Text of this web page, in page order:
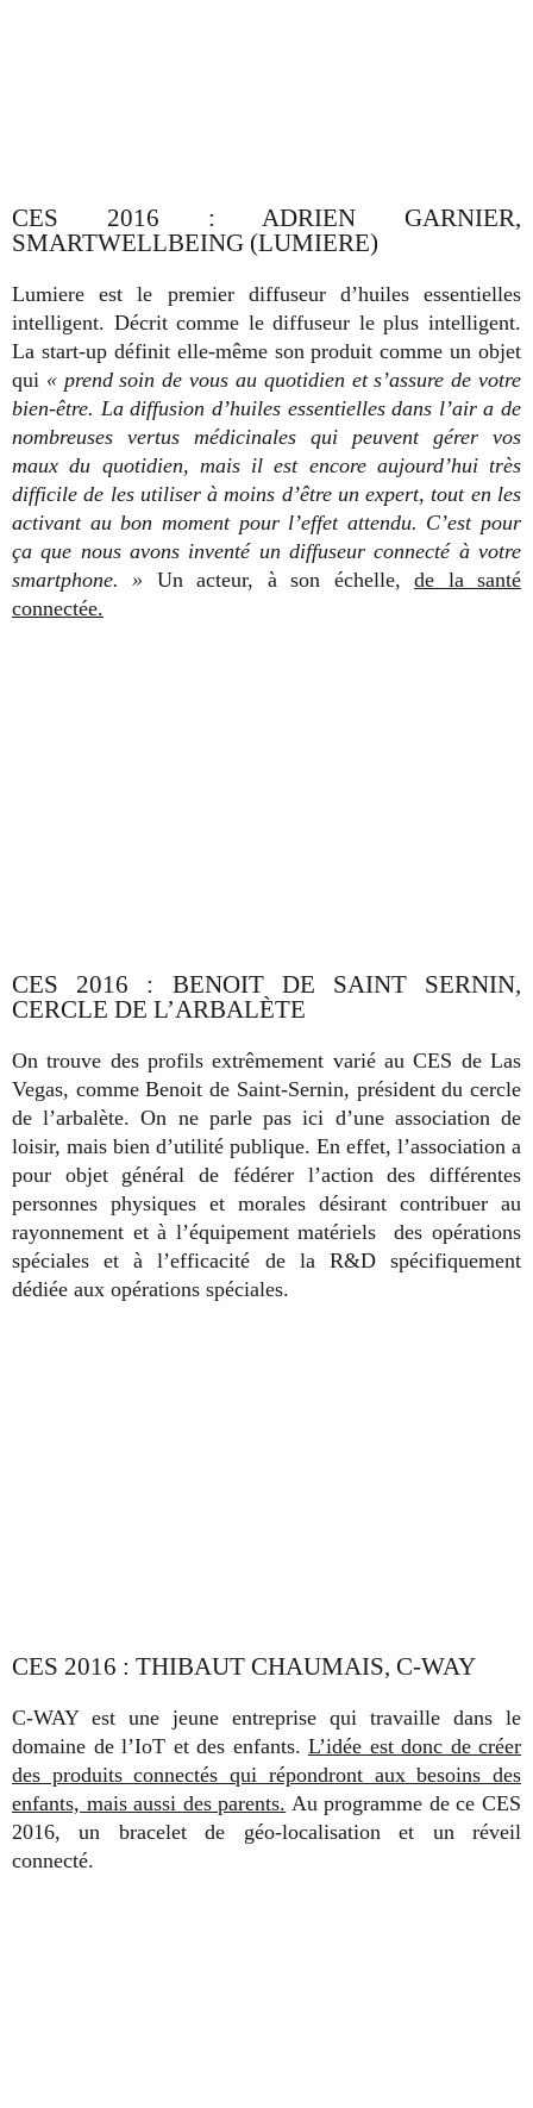
CES 2016 : ADRIEN GARNIER,
SMARTWELLBEING (LUMIERE)
Lumiere est le premier diffuseur d’huiles essentielles
intelligent. Décrit comme le diffuseur le plus intelligent.
La start-up définit elle-même son produit comme un objet
qui « prend soin de vous au quotidien et s’assure de votre
bien-être. La diffusion d’huiles essentielles dans l’air a de
nombreuses vertus médicinales qui peuvent gérer vos
maux du quotidien, mais il est encore aujourd’hui très
difficile de les utiliser à moins d’être un expert, tout en les
activant au bon moment pour l’effet attendu. C’est pour
ça que nous avons inventé un diffuseur connecté à votre
smartphone. » Un acteur, à son échelle,de la santé
connectée.
CES 2016 : BENOIT DE SAINT SERNIN,
CERCLE DE L’ARBALÈTE
On trouve des profils extrêmement varié au CES de Las
Vegas, comme Benoit de Saint-Sernin, président du cercle
de l’arbalète. On ne parle pas ici d’une association de
loisir, mais bien d’utilité publique. En effet, l’association a
pour objet général de fédérer l’action des différentes
personnes physiques et morales désirant contribuer au
rayonnement et à l’équipement matériels des opérations
spéciales et à l’efficacité de la R&D spécifiquement
dédiée aux opérations spéciales.
CES 2016 : THIBAUT CHAUMAIS, C-WAY
C-WAY est une jeune entreprise qui travaille dans le
domaine de l’IoT et des enfants. L’idée est donc de créer
des produits connectés qui répondront aux besoins des
enfants, mais aussi des parents. Au programme de ce CES
2016, un bracelet de géo-localisation et un réveil
connecté.